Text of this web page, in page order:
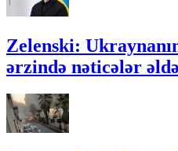
Zelenski:
ərzində nəticələr